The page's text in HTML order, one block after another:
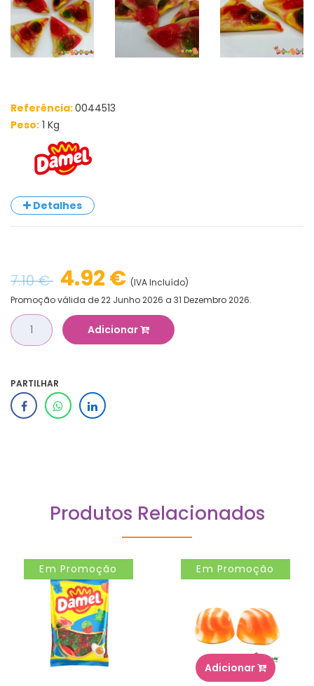
Referência:0044513
Peso: 1 Kg
Detalhes
7.10 € 4.92 € (IVA Incluído)
Promoção válida de 22 Junho 2026 a 31 Dezembro 2026.
Adicionar
PARTILHAR
Produtos Relacionados
Em Promoção Em Promoção
Adicionar